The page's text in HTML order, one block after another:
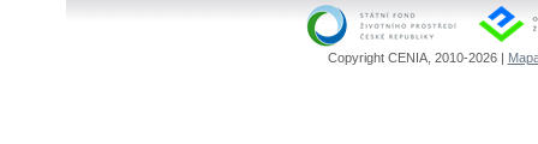
Copyright CENIA, 2010-2026 |